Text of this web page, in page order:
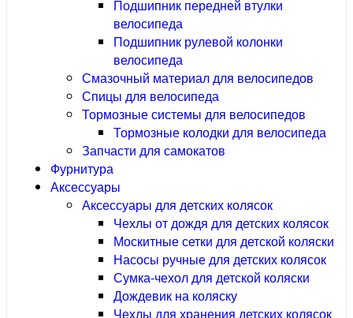
Подшипник передней втулки
велосипеда
Подшипник рулевой колонки
велосипеда
Смазочный материал для велосипедов
Спицы для велосипеда
Тормозные системы для велосипедов
Тормозные колодки для велосипеда
Запчасти для самокатов
Фурнитура
Аксессуары
Аксессуары для детских колясок
Чехлы от дождя для детских колясок
Москитные сетки для детской коляски
Насосы ручные для детских колясок
Сумка-чехол для детской коляски
Дождевик на коляску
Чехлы для хранения детских колясок